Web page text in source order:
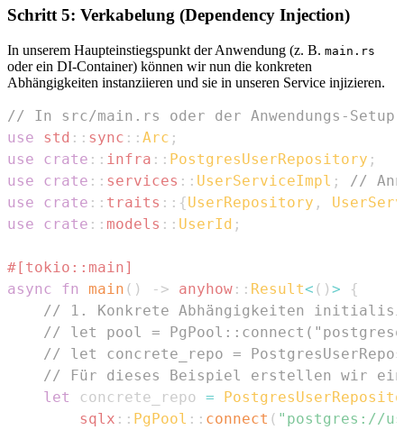
Schritt 5: Verkabelung (Dependency Injection)
In unserem Haupteinstiegspunkt der Anwendung (z. B. main.rs
oder ein DI-Container) können wir nun die konkreten
Abhängigkeiten instanziieren und sie in unseren Service injizieren.
// In src/main.rs oder der Anwendungs-Setup
use
std :: sync :: Arc ;
use
crate :: infra :: PostgresUserRepository ;
use
crate :: services :: UserServiceImpl ;
//
use
crate :: traits :: {UserRepository ,
use
crate :: models :: UserId ;
#[tokio::main]
async
fn main ( ) -> anyhow :: Result< ( ) >
{
// 1. Konkrete Abhängigkeiten
// let pool =
// let concrete_repo =
// Für dieses Beispiel erstellen wir
let
concrete_repo =
sqlx :: PgPool :: connect ( "postgres://